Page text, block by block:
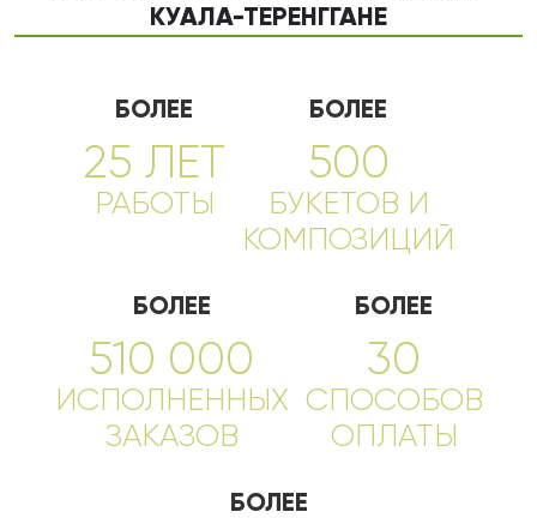
КУАЛА-ТЕРЕНГГАНЕ
БОЛЕЕ
25 ЛЕТ
РАБОТЫ
БОЛЕЕ
500
БУКЕТОВ И
КОМПОЗИЦИЙ
БОЛЕЕ
510 000
ИСПОЛНЕННЫХ
ЗАКАЗОВ
БОЛЕЕ
30
СПОСОБОВ
ОПЛАТЫ
БОЛЕЕ